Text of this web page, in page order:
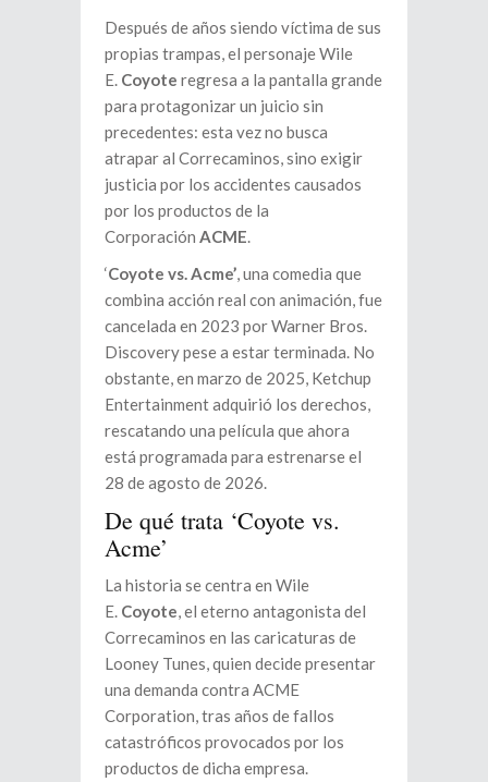
Después de años siendo víctima de sus
propias trampas, el personaje Wile
E. Coyote regresa a la pantalla grande
para protagonizar un juicio sin
precedentes: esta vez no busca
atrapar al Correcaminos, sino exigir
justicia por los accidentes causados
por los productos de la
Corporación ACME.
‘Coyote vs. Acme’, una comedia que
combina acción real con animación, fue
cancelada en 2023 por Warner Bros.
Discovery pese a estar terminada. No
obstante, en marzo de 2025, Ketchup
Entertainment adquirió los derechos,
rescatando una película que ahora
está programada para estrenarse el
28 de agosto de 2026.
De qué trata ‘Coyote vs.
Acme’
La historia se centra en Wile
E. Coyote, el eterno antagonista del
Correcaminos en las caricaturas de
Looney Tunes, quien decide presentar
una demanda contra ACME
Corporation, tras años de fallos
catastróficos provocados por los
productos de dicha empresa.